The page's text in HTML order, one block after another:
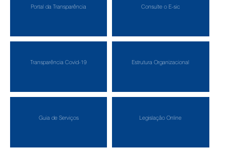
Portal da Transparência Consulte o E-sic
Transparência Covid-19 Estrutura Organizacional
Guia de Serviços Legislação Online